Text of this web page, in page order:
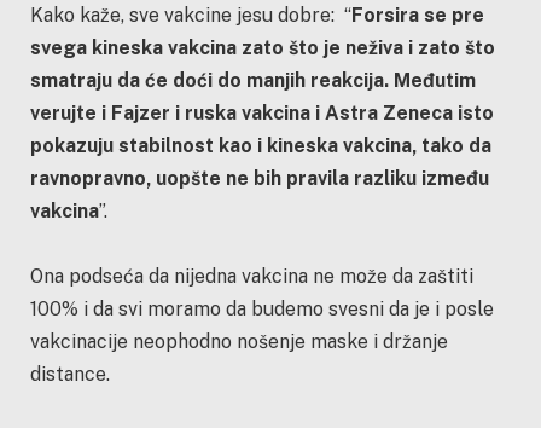
Kako kaže, sve vakcine jesu dobre: “Forsira se pre
svega kineska vakcina zato što je neživa i zato što
smatraju da će doći do manjih reakcija. Međutim
verujte i Fajzer i ruska vakcina i Astra Zeneca isto
pokazuju stabilnost kao i kineska vakcina, tako da
ravnopravno, uopšte ne bih pravila razliku između
vakcina”.
Ona podseća da nijedna vakcina ne može da zaštiti
100% i da svi moramo da budemo svesni da je i posle
vakcinacije neophodno nošenje maske i držanje
distance.